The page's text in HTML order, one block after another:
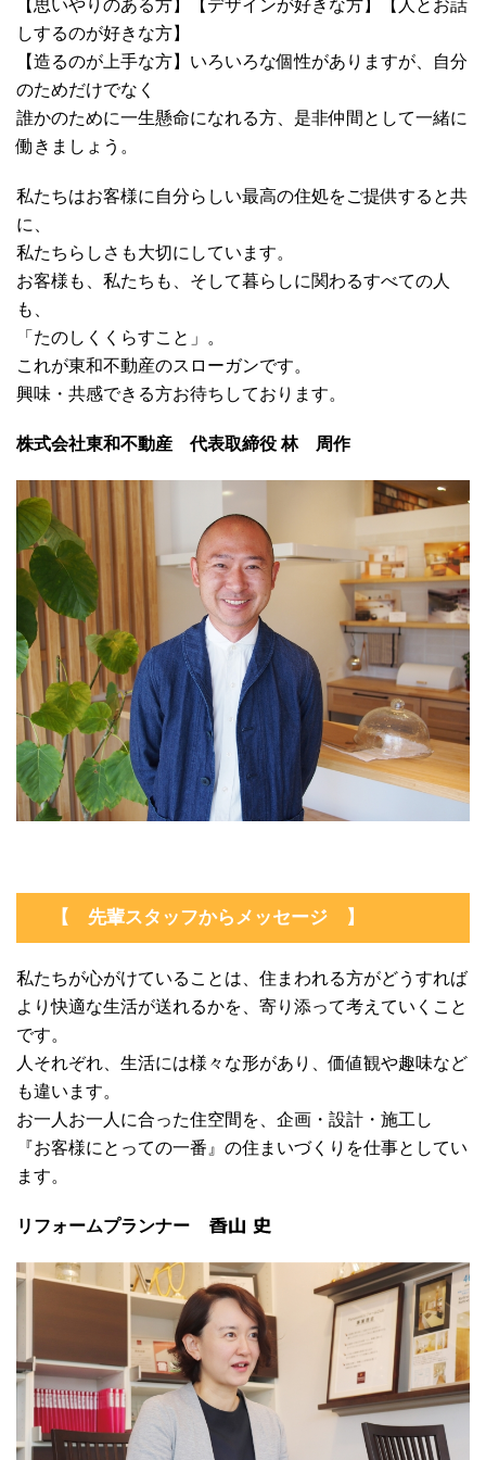
【思いやりのある方】【デザインが好きな方】【人とお話
しするのが好きな方】
【造るのが上手な方】いろいろな個性がありますが、自分
のためだけでなく
誰かのために一生懸命になれる方、是非仲間として一緒に
働きましょう。
私たちはお客様に自分らしい最高の住処をご提供すると共
に、
私たちらしさも大切にしています。
お客様も、私たちも、そして暮らしに関わるすべての人
も、
「たのしくくらすこと」。
これが東和不動産のスローガンです。
興味・共感できる方お待ちしております。
株式会社東和不動産 代表取締役 林 周作
【 先輩スタッフからメッセージ 】
私たちが心がけていることは、住まわれる方がどうすれば
より快適な生活が送れるかを、寄り添って考えていくこと
です。
人それぞれ、生活には様々な形があり、価値観や趣味など
も違います。
お一人お一人に合った住空間を、企画・設計・施工し
『お客様にとっての一番』の住まいづくりを仕事としてい
ます。
リフォームプランナー